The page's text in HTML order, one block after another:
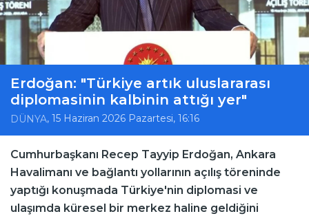
Erdoğan: "Türkiye artık uluslararası
diplomasinin kalbinin attığı yer"
DÜNYA, 15 Haziran 2026 Pazartesi, 16:16
Cumhurbaşkanı Recep Tayyip Erdoğan, Ankara
Havalimanı ve bağlantı yollarının açılış töreninde
yaptığı konuşmada Türkiye'nin diplomasi ve
ulaşımda küresel bir merkez haline geldiğini